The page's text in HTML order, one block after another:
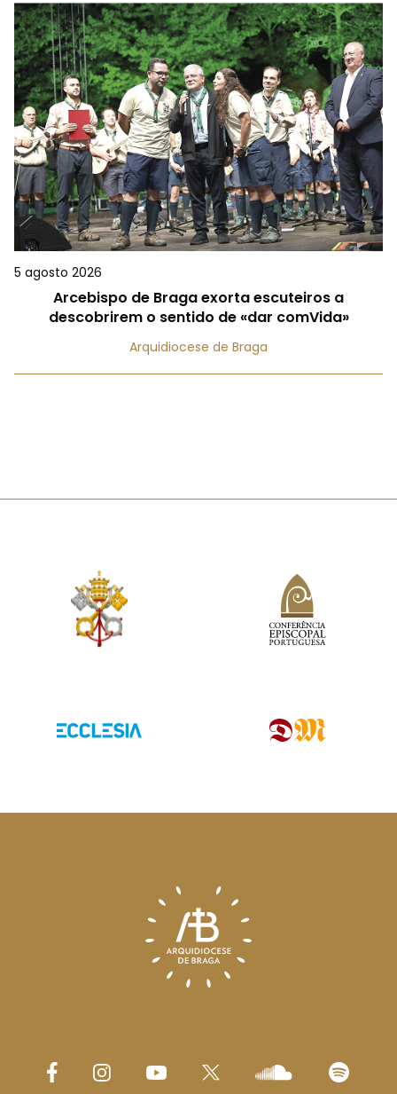
5 agosto 2026
Arcebispo de Braga exorta escuteiros a
descobrirem o sentido de «dar comVida»
Arquidiocese de Braga